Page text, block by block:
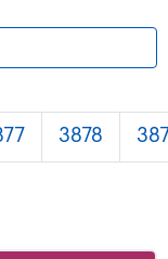
3878